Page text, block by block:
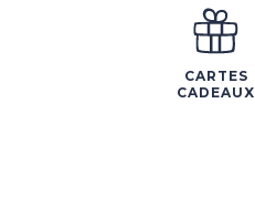
CARTES
CADEAUX